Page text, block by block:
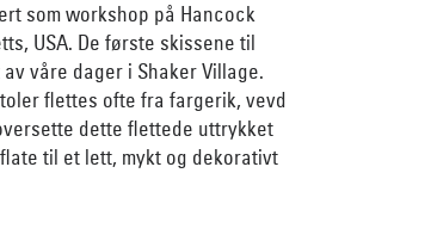
som workshop på Hancock
USA. De første skissene til
våre dager i Shaker Village.
flettes ofte fra fargerik, vevd
dette flettede uttrykket
til et lett, mykt og dekorativt